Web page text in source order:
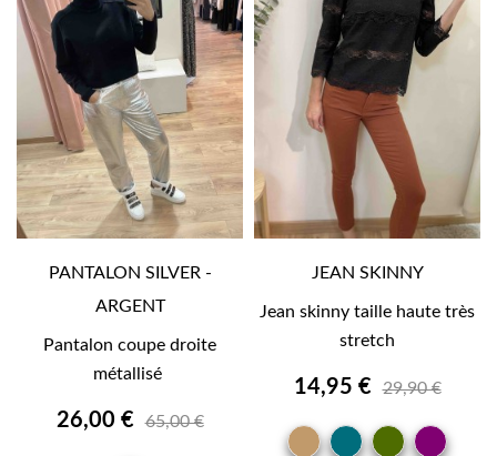
PANTALON SILVER -
ARGENT
Pantalon coupe droite
métallisé
26,00 € 65,00 €
JEAN SKINNY
Jean skinny taille haute très
stretch
14,95 € 29,90 €
CAMELBLEUKAKI